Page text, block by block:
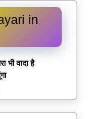
in
भी वादा है